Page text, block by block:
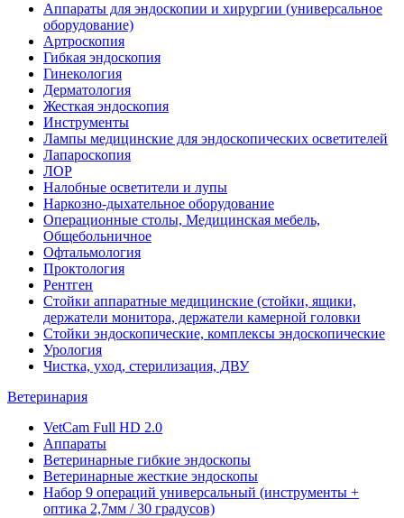
Аппараты для эндоскопии и хирургии (универсальное
оборудование)
Артроскопия
Гибкая эндоскопия
Гинекология
Дерматология
Жесткая эндоскопия
Инструменты
Лампы медицинские для эндоскопических осветителей
Лапароскопия
ЛОР
Налобные осветители и лупы
Наркозно-дыхательное оборудование
Операционные столы, Медицинская мебель,
Общебольничное
Офтальмология
Проктология
Рентген
Стойки аппаратные медицинские (стойки, ящики,
держатели монитора, держатели камерной головки
Стойки эндоскопические, комплексы эндоскопические
Урология
Чистка, уход, стерилизация, ДВУ
Ветеринария
VetCam Full HD 2.0
Аппараты
Ветеринарные гибкие эндоскопы
Ветеринарные жесткие эндоскопы
Набор 9 операций универсальный (инструменты +
оптика 2,7мм / 30 градусов)